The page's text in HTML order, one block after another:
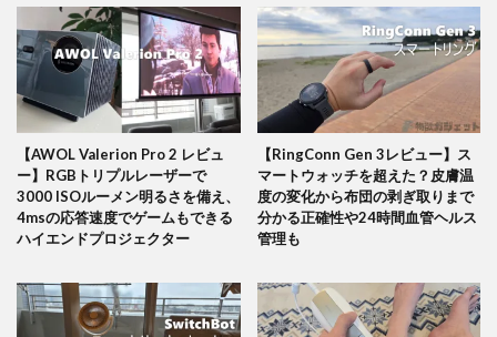
【AWOL Valerion Pro 2 レビュ
ー】RGBトリプルレーザーで
3000 ISOルーメン明るさを備え、
4msの応答速度でゲームもできる
ハイエンドプロジェクター
【RingConn Gen 3レビュー】ス
マートウォッチを超えた？皮膚温
度の変化から布団の剥ぎ取りまで
分かる正確性や24時間血管ヘルス
管理も